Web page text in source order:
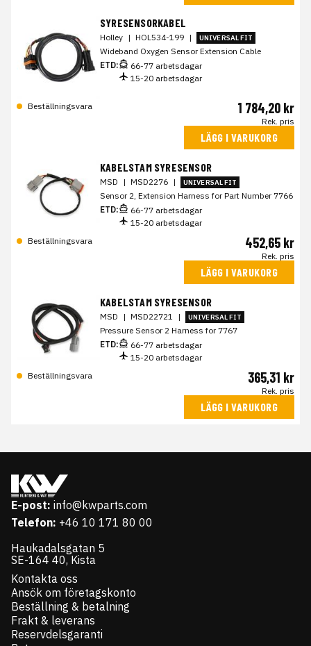
SYRESENSORKABEL
Holley | HOL534-199 | UNIVERSAL FIT
Wideband Oxygen Sensor Extension Cable
ETD:
66-77 arbetsdagar
15-20 arbetsdagar
Beställningsvara 1 784,20 kr
Rek. pris
LÄGG I VARUKORG
KABELSTAM SYRESENSOR
MSD | MSD2276 | UNIVERSAL FIT
Sensor 2, Extension Harness for Part Number 7766
ETD:
66-77 arbetsdagar
15-20 arbetsdagar
Beställningsvara
452,65 kr
Rek. pris
LÄGG I VARUKORG
KABELSTAM SYRESENSOR
MSD | MSD22721 | UNIVERSAL FIT
Pressure Sensor 2 Harness for 7767
ETD:
66-77 arbetsdagar
15-20 arbetsdagar
Beställningsvara
365,31 kr
Rek. pris
LÄGG I VARUKORG
E-post: info@kwparts.com
Telefon: +46 10 171 80 00
Haukadalsgatan 5
SE-164 40, Kista
Kontakta oss
Ansök om företagskonto
Beställning & betalning
Frakt & leverans
Reservdelsgaranti